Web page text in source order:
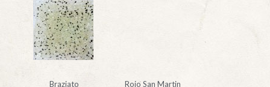
Braziato Rojo San Martin